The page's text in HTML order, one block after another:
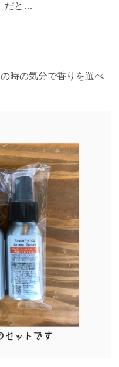
だと…
時の気分で香りを選べ